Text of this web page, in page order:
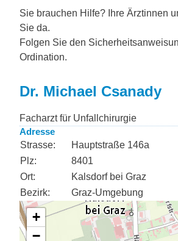
Sie brauchen Hilfe? Ihre Ärztinnen
Sie da.
Folgen Sie den
Ordination.
Dr. Michael Csanady
Facharzt für Unfallchirurgie
Adresse
Strasse:
Hauptstraße 146a
Plz:
8401
Ort:
Kalsdorf bei Graz
Bezirk:
Graz-Umgebung